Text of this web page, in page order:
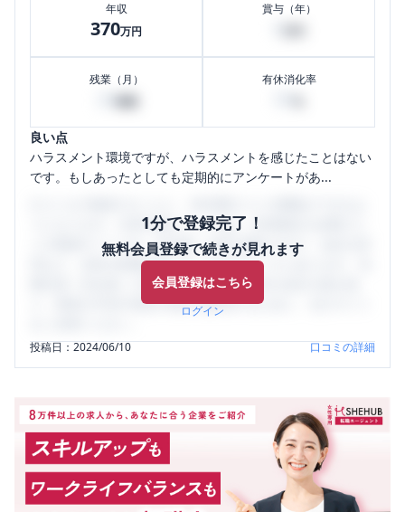
年収
370万円
賞与（年）
残業（月） 有休消化率
良い点
ハラスメント環境ですが、ハラスメントを感じたことはない
です。もしあったとしても定期的にアンケートがあ...
1分で登録完了！
無料会員登録で続きが見れます
会員登録はこちら
ログイン
うになります。SHEHUB(シーハブ)は、女性限定の企業口コ
ミの投稿サイトです。給与面・女性の働きやすさ・会社の評
判など、女性の転職は気にすべき点がたくさんあります。先
輩社員（元社員）の口コミを通して、本当の会社の姿を知
り、将来の不安や現在の悩みを解消するために、ぜひサイト
投稿日：2024/06/10 口コミの詳細